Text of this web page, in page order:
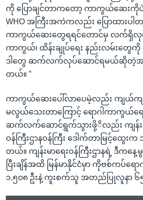
ကို ပြောချင်တာကတော့ ကာကွယ်ဆေးကိုပဲ
WHO အကြီးအကဲကလည်း ပြောထားပ
ကာကွယ်ဆေးတွေရရင်တောင်မှ လက်ရှိလုပ်
ကာကွယ်၊ ထိန်းချုပ်ရေး နည်းလမ်းတွေကို
ဒါတွေ ဆက်လက်လုပ်ဆောင်ရမယ်ဆိုတဲ့အကြေ
တယ်။ ”
ကာကွယ်ဆေးပေါ်လာပေမဲ့လည်း ကျယ်ကျ
မလွယ်သေးတာကြောင့် ရောဂါကာကွယ်ရ
ဆက်လက်ဆောင်ရွက်သွားဖို့ိလည်း ကျန်းမာ
ဝန်ကြီးဌာနဝန်ကြီး ဒေါက်တာမြင့်ထွေးက
တယ်။ ကျန်းမာရေးဝန်ကြီးဌာနရဲ့ ဒီကနေ့
ပြီးချိန်အထိ မြန်မာနိုင်ငံမှာ ကိုဗစ်ကပ်ရေ
၁,၅၀၈ ဦးနဲ့ ကူးစက်သူ အတည်ပြုလူနာ ၆